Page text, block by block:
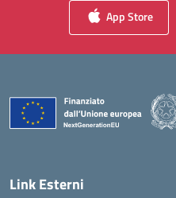
App Store
Link Esterni